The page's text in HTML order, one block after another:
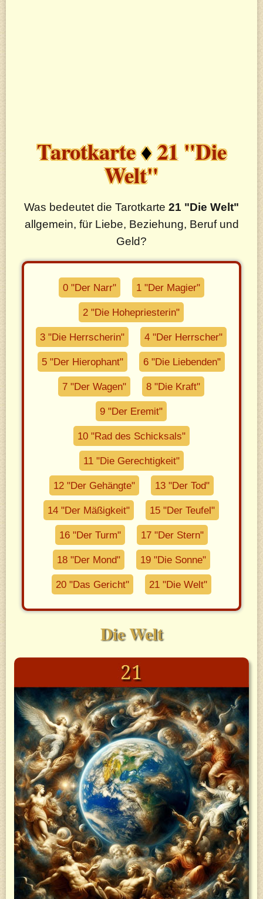
Tarotkarte♦21 "Die
Welt"
Was bedeutet die Tarotkarte 21 "Die Welt"
allgemein, für Liebe, Beziehung, Beruf und
Geld?
0 "Der Narr" 1 "Der Magier"
2 "Die Hohepriesterin"
3 "Die Herrscherin" 4 "Der Herrscher"
5 "Der Hierophant" 6 "Die Liebenden"
7 "Der Wagen" 8 "Die Kraft"
9 "Der Eremit"
10 "Rad des Schicksals"
11 "Die Gerechtigkeit"
12 "Der Gehängte" 13 "Der Tod"
14 "Der Mäßigkeit" 15 "Der Teufel"
16 "Der Turm" 17 "Der Stern"
18 "Der Mond" 19 "Die Sonne"
20 "Das Gericht" 21 "Die Welt"
Die Welt